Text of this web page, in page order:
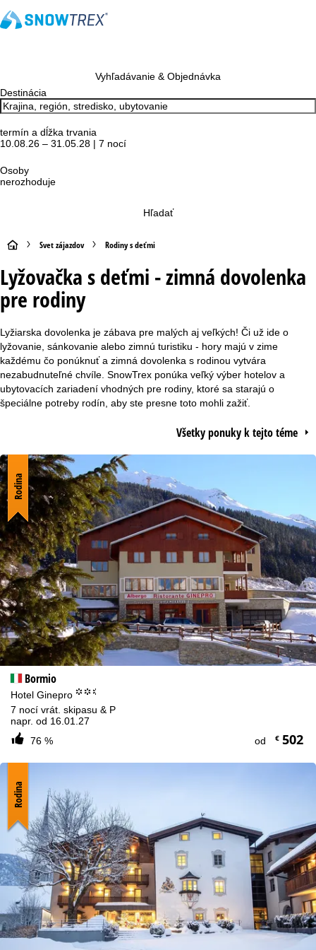
Upozornenie na súbory cookies
S cieľom optimalizovať naše webové stránky používame súbory
cookie na zhromažďovanie informácií o používaní, ktoré my,
spoločnosť TravelTrex GmbH, zdieľame aj s našimi partnermi.
Vyhľadávanie & Objednávka
Destinácia
termín a dĺžka trvania
10.08.26 – 31.05.28 | 7 nocí
Osoby
nerozhoduje
Hľadať
H
l
a
v
n
á
r
n
k
a
Svet zájazdov Rodiny s deťmi
Lyžovačka s deťmi - zimná dovolenka
pre rodiny
Lyžiarska dovolenka je zábava pre malých aj veľkých! Či už ide o
lyžovanie, sánkovanie alebo zimnú turistiku - hory majú v zime
každému čo ponúknuť a zimná dovolenka s rodinou vytvára
nezabudnuteľné chvíle. SnowTrex ponúka veľký výber hotelov a
ubytovacích zariadení vhodných pre rodiny, ktoré sa starajú o
špeciálne potreby rodín, aby ste presne toto mohli zažiť.
Všetky ponuky k tejto téme
Bormio
Hotel Ginepro °°.
7 nocí vrát. skipasu & P
napr. od 16.01.27
76 %
od €502
Rodina
Rodina